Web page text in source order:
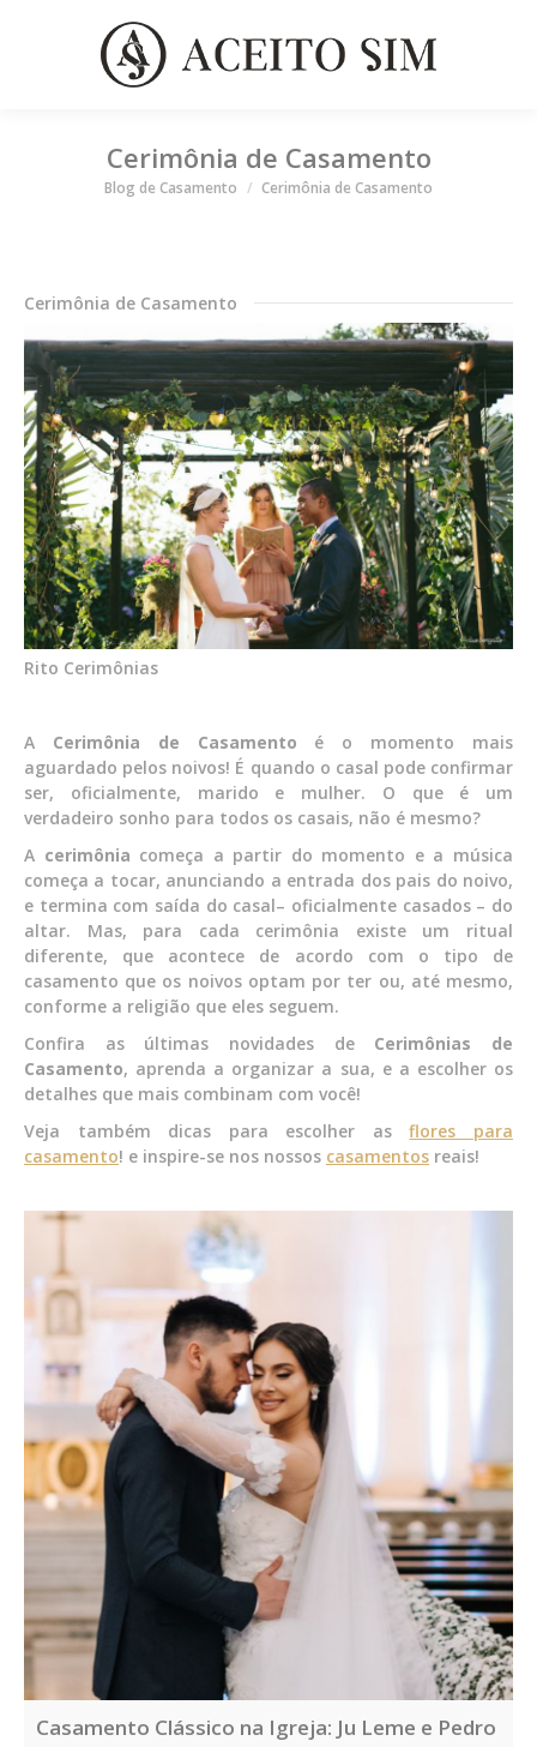
Cerimônia de Casamento
Você está aqui
Blog de Casamento Cerimônia de Casamento
Cerimônia de Casamento
Rito Cerimônias
A Cerimônia de Casamento é o momento mais
aguardado pelos noivos! É quando o casal pode confirmar
ser, oficialmente, marido e mulher. O que é um
verdadeiro sonho para todos os casais, não é mesmo?
A cerimônia começa a partir do momento e a música
começa a tocar, anunciando a entrada dos pais do noivo,
e termina com saída do casal– oficialmente casados – do
altar. Mas, para cada cerimônia existe um ritual
diferente, que acontece de acordo com o tipo de
casamento que os noivos optam por ter ou, até mesmo,
conforme a religião que eles seguem.
Confira as últimas novidades de Cerimônias de
Casamento, aprenda a organizar a sua, e a escolher os
detalhes que mais combinam com você!
Veja também dicas para escolher asflores para
casamento! e inspire-se nos nossos casamentos reais!
Casamento Clássico na Igreja: Ju Leme e Pedro